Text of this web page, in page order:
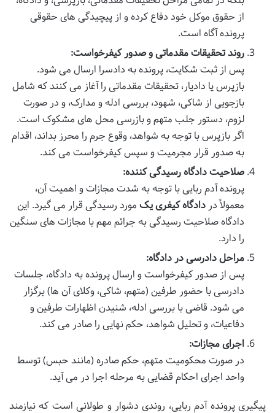
از حقوق موکل خود دفاع کرده و از پیچیدگی های حقوقی
پرونده آگاه است.
روند تحقیقات مقدماتی و صدور کیفرخواست:
پس از ثبت شکایت، پرونده به دادسرا ارسال می شود.
بازپرس یا دادیار، تحقیقات مقدماتی را آغاز می کنند که شامل
بازجویی از شاکی، شهود، بررسی ادله و مدارک، و در صورت
لزوم، دستور جلب متهم و بازرسی محل های مشکوک است.
اگر بازپرس با توجه به شواهد، وقوع جرم را محرز بداند، اقدام
به صدور قرار مجرمیت و سپس کیفرخواست می کند.
صلاحیت دادگاه رسیدگی کننده:
پرونده آدم ربایی با توجه به شدت مجازات و اهمیت آن،
معمولاً در دادگاه کیفری یک مورد رسیدگی قرار می گیرد. این
دادگاه صلاحیت رسیدگی به جرائم مهم با مجازات های سنگین
را دارد.
مراحل دادرسی در دادگاه:
پس از صدور کیفرخواست و ارسال پرونده به دادگاه، جلسات
دادرسی با حضور طرفین (متهم، شاکی، وکلای آن ها) برگزار
می شود. قاضی با بررسی ادله، شنیدن اظهارات طرفین و
دفاعیات، و تحلیل شواهد، حکم نهایی را صادر می کند.
اجرای مجازات:
در صورت محکومیت متهم، حکم صادره (مانند حبس) توسط
واحد اجرای احکام قضایی به مرحله اجرا در می آید.
پیگیری پرونده آدم ربایی، روندی دشوار و طولانی است که نیازمند